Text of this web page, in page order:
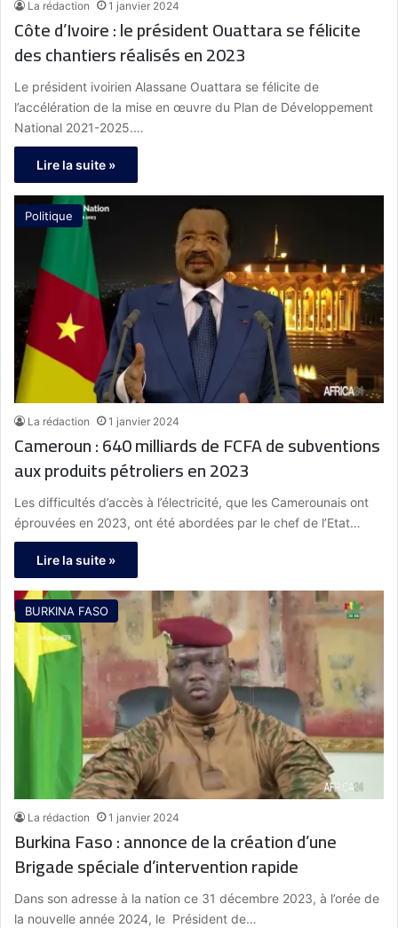
La rédaction 1 janvier 2024
Côte d’Ivoire : le président Ouattara se félicite
des chantiers réalisés en 2023
Le président ivoirien Alassane Ouattara se félicite de
l’accélération de la mise en œuvre du Plan de Développement
National 2021-2025.…
Lire la suite »
Politique
La rédaction 1 janvier 2024
Cameroun : 640 milliards de FCFA de subventions
aux produits pétroliers en 2023
Les difficultés d’accès à l’électricité, que les Camerounais ont
éprouvées en 2023, ont été abordées par le chef de l’Etat…
Lire la suite »
BURKINA FASO
La rédaction 1 janvier 2024
Burkina Faso : annonce de la création d’une
Brigade spéciale d’intervention rapide
Dans son adresse à la nation ce 31 décembre 2023, à l’orée de
la nouvelle année 2024, le Président de…